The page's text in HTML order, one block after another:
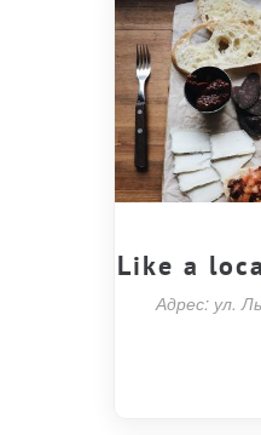
Like a
Адрес: ул.